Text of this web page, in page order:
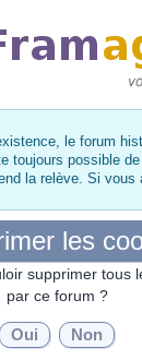
le forum
toujours possible
la relève. Si
les
supprimer tous
par ce forum ?